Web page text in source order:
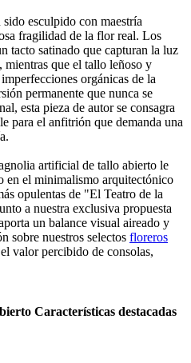
esculpido con maestría
fragilidad de la flor real. Los
tacto satinado que capturan la luz
mientras que el tallo leñoso y
orgánicas de la
permanente que nunca se
esta pieza de autor se consagra
para el anfitrión que demanda una
artificial de tallo abierto le
en el minimalismo arquitectónico
opulentas de "El Teatro de la
a nuestra exclusiva propuesta
un balance visual aireado y
sobre nuestros selectos floreros
valor percibido de consolas,
Características destacadas